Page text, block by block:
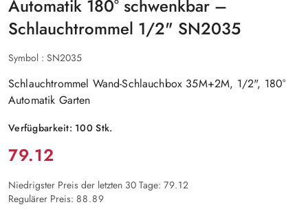
Automatik 180° schwenkbar –
Schlauchtrommel 1/2" SN2035
Symbol : SN2035
Schlauchtrommel Wand-Schlauchbox 35M+2M, 1/2", 180°
Automatik Garten
Verfügbarkeit: 100Stk.
Preis:
79.12
Niedrigster Preis der letzten 30 Tage: 79.12
Regulärer Preis: 88.89